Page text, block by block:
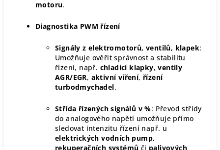
motoru.
Diagnostika PWM řízení
Signály z elektromotorů, ventilů, klapek:
Umožňuje ověřit správnost a stabilitu
řízení, např. chladicí klapky,ventily
AGR/EGR, aktivní víření,řízení
turbodmychadel.
Střída řízených signálů v %: Převod střídy
do analogového napětí umožňuje přímo
sledovat intenzitu řízení např. u
elektrických vodních pump,
rekuperačních systémů či palivových